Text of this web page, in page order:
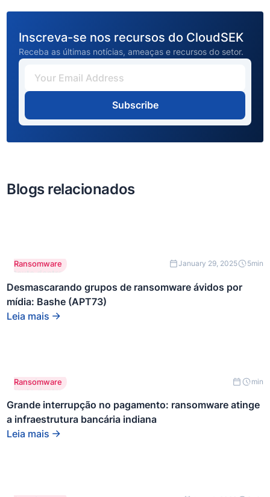
Inscreva-se nos recursos do CloudSEK
Receba as últimas notícias, ameaças e recursos do setor.
Subscribe
Blogs relacionados
Este é um
texto dentro
div.
Ransomware January 29, 2025 5min
Desmascarando grupos de ransomware ávidos por
mídia: Bashe (APT73)
Leia mais
Este é um
texto dentro
de um bloco
div.
Ransomware min
Grande interrupção no pagamento: ransomware atinge
a infraestrutura bancária indiana
Leia mais